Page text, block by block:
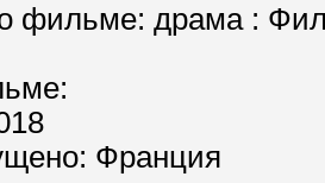
фильме: драма :
Франция